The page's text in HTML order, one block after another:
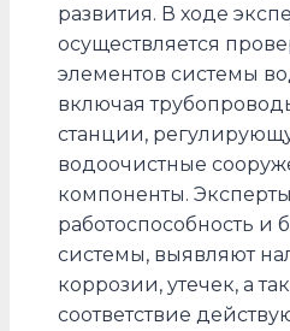
развития. В ходе
осуществляется
элементов системы
включая
станции,
водоочистные
компоненты.
работоспособность и
системы, выявляют
коррозии, утечек, а
соответствие